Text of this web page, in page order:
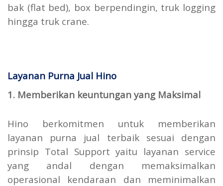
bak (flat bed), box berpendingin, truk logging
hingga truk crane.
Layanan Purna Jual Hino
1. Memberikan keuntungan yang Maksimal
Hino berkomitmen untuk memberikan
layanan purna jual terbaik sesuai dengan
prinsip Total Support yaitu layanan service
yang andal dengan memaksimalkan
operasional kendaraan dan meminimalkan